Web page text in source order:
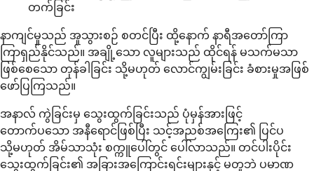
တက်ခြင်း
နာကျင်မှုသည် အူသွားစဉ် စတင်ပြီး ထို့နောက် နာရီအတော်ကြာ
ကြာရှည်နိုင်သည်။ အချို့သော လူများသည် ထိုင်ရန် မသက်မသာ
ဖြစ်စေသော တုန်ခါခြင်း သို့မဟုတ် လောင်ကျွမ်းခြင်း ခံစားမှုအဖြစ်
ဖော်ပြကြသည်။
အနာလ် ကွဲခြင်းမှ သွေးထွက်ခြင်းသည် ပုံမှန်အားဖြင့်
တောက်ပသော အနီရောင်ဖြစ်ပြီး သင့်အညစ်အကြေး၏ ပြင်ပ
သို့မဟုတ် အိမ်သာသုံး စက္ကူပေါ်တွင် ပေါ်လာသည်။ တင်ပါးပိုင်း
သွေးထွက်ခြင်း၏ အခြားအကြောင်းရင်းများနှင့် မတူဘဲ ပမာဏ